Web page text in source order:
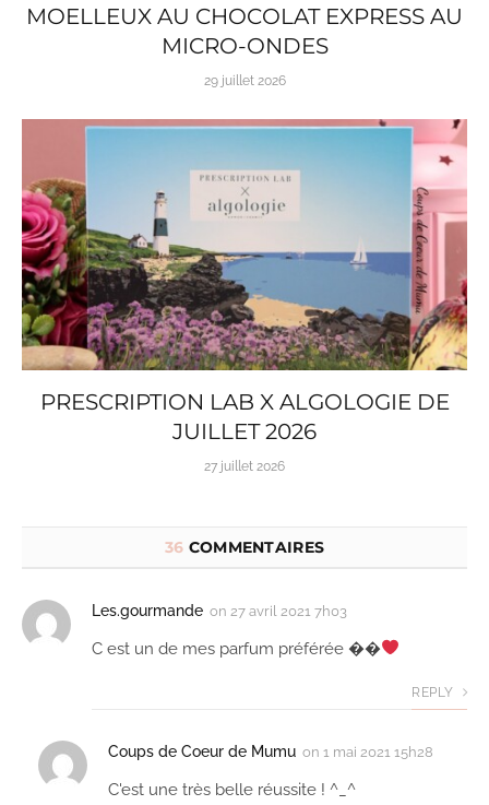
MOELLEUX AU CHOCOLAT EXPRESS AU
MICRO-ONDES
29 juillet 2026
PRESCRIPTION LAB X ALGOLOGIE DE
JUILLET 2026
27 juillet 2026
36 COMMENTAIRES
Les.gourmande on 27 avril 2021 7h03
C est un de mes parfum préférée ��
REPLY
Coups de Coeur de Mumu on 1 mai 2021 15h28
C'est une très belle réussite ! ^_^